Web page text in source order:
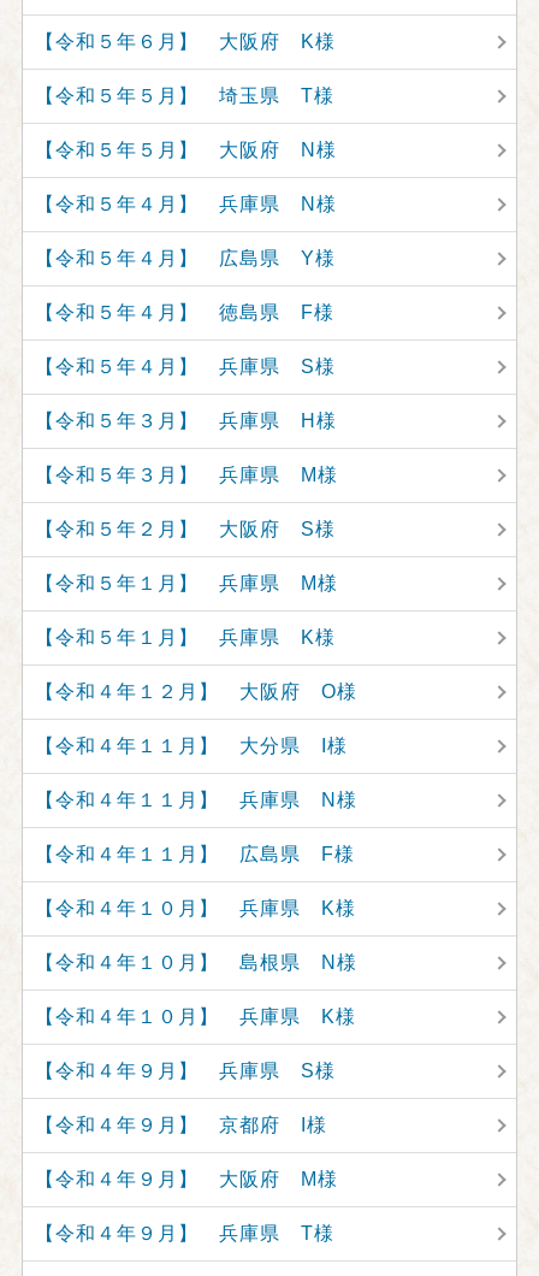
【令和５年６月】 大阪府 K様
【令和５年５月】 埼玉県 T様
【令和５年５月】 大阪府 N様
【令和５年４月】 兵庫県 N様
【令和５年４月】 広島県 Y様
【令和５年４月】 徳島県 F様
【令和５年４月】 兵庫県 S様
【令和５年３月】 兵庫県 H様
【令和５年３月】 兵庫県 M様
【令和５年２月】 大阪府 S様
【令和５年１月】 兵庫県 M様
【令和５年１月】 兵庫県 K様
【令和４年１２月】 大阪府 O様
【令和４年１１月】 大分県 I様
【令和４年１１月】 兵庫県 N様
【令和４年１１月】 広島県 F様
【令和４年１０月】 兵庫県 K様
【令和４年１０月】 島根県 N様
【令和４年１０月】 兵庫県 K様
【令和４年９月】 兵庫県 S様
【令和４年９月】 京都府 I様
【令和４年９月】 大阪府 M様
【令和４年９月】 兵庫県 T様